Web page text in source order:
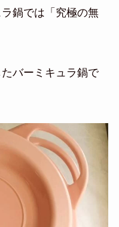
鍋では「究極の無
バーミキュラ鍋で